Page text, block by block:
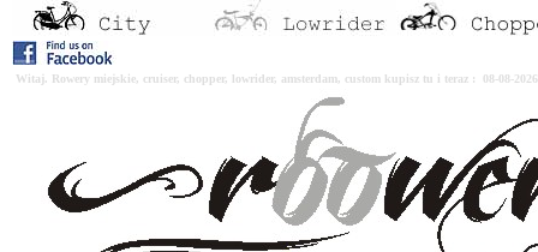
Witaj. Rowery miejskie, cruiser, chopper, lowrider, amsterdam, custom kupisz tu i teraz : 08-08-